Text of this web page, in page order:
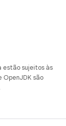
estão sujeitos às
OpenJDK são